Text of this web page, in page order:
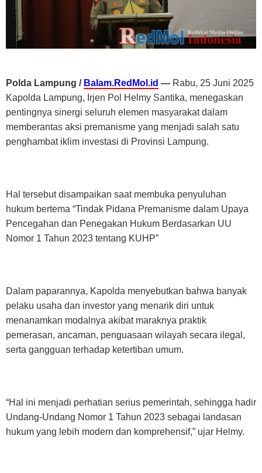
Polda Lampung / Balam.RedMol.id — Rabu, 25 Juni 2025
Kapolda Lampung, Irjen Pol Helmy Santika, menegaskan
pentingnya sinergi seluruh elemen masyarakat dalam
memberantas aksi premanisme yang menjadi salah satu
penghambat iklim investasi di Provinsi Lampung.
Hal tersebut disampaikan saat membuka penyuluhan
hukum bertema “Tindak Pidana Premanisme dalam Upaya
Pencegahan dan Penegakan Hukum Berdasarkan UU
Nomor 1 Tahun 2023 tentang KUHP”
Dalam paparannya, Kapolda menyebutkan bahwa banyak
pelaku usaha dan investor yang menarik diri untuk
menanamkan modalnya akibat maraknya praktik
pemerasan, ancaman, penguasaan wilayah secara ilegal,
serta gangguan terhadap ketertiban umum.
“Hal ini menjadi perhatian serius pemerintah, sehingga hadir
Undang-Undang Nomor 1 Tahun 2023 sebagai landasan
hukum yang lebih modern dan komprehensif,” ujar Helmy.